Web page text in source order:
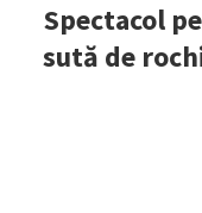
Spectacol
sută de